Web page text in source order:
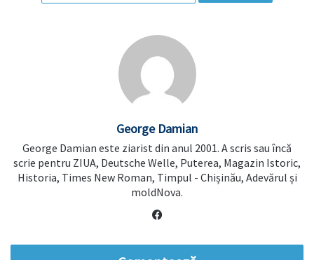
George Damian
George Damian este ziarist din anul 2001. A scris sau încă
scrie pentru ZIUA, Deutsche Welle, Puterea, Magazin Istoric,
Historia, Times New Roman, Timpul - Chișinău, Adevărul și
moldNova.